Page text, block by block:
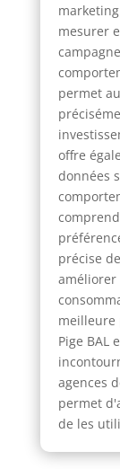
mesurer
permet
offre
données
précise
améliorer
meilleure
Pige BAL
agences
permet
de les